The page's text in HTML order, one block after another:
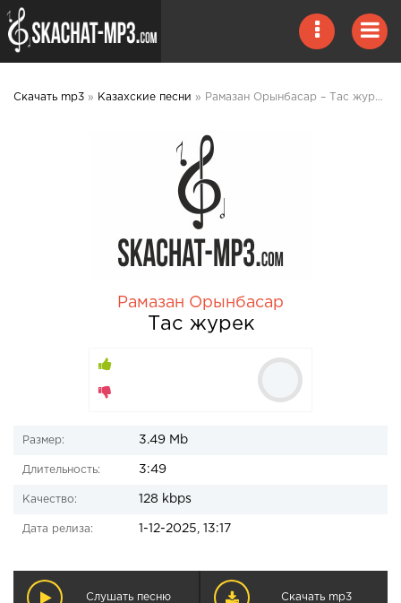
Скачать mp3 » Казахские песни » Рамазан Орынбасар – Тас журек mp3 скачать
Рамазан Орынбасар
Тас журек
Размер: 3.49 Mb
Длительность: 3:49
Качество: 128 kbps
Дата релиза: 1-12-2025, 13:17
Слушать песню Скачать mp3